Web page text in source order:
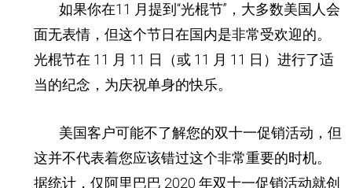
如果你在11 月提到“光棍节”，大多数美国人会
面无表情，但这个节日在国内是非常受欢迎的。
光棍节在 11 月 11 日（或 11 月 11 日）进行了适
当的纪念，为庆祝单身的快乐。
美国客户可能不了解您的双十一促销活动，但
这并不代表着您应该错过这个非常重要的时机。
据统计，仅阿里巴巴 2020 年双十一促销活动就创